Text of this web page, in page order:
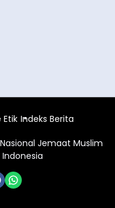
Etik Indeks Berita
Jemaat Muslim